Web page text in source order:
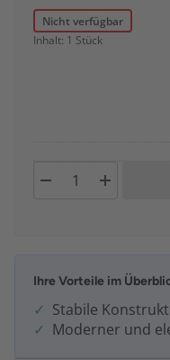
Nicht verfügbar
Inhalt: 1 Stück
Ihre Vorteile im
Stabile
Moderner und